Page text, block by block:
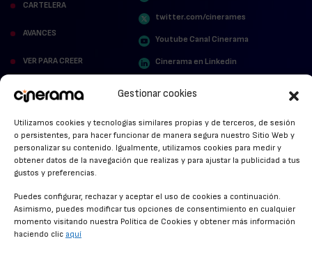
Gestionar cookies
Utilizamos cookies y tecnologías similares propias y de terceros, de sesión
o persistentes, para hacer funcionar de manera segura nuestro Sitio Web y
personalizar su contenido. Igualmente, utilizamos cookies para medir y
obtener datos de la navegación que realizas y para ajustar la publicidad a tus
gustos y preferencias.
Puedes configurar, rechazar y aceptar el uso de cookies a continuación.
Asimismo, puedes modificar tus opciones de consentimiento en cualquier
momento visitando nuestra Política de Cookies y obtener más información
haciendo clic aquí
CARTELERA
AVANCES
VER PARA CREER
MIRA QUIÉN HABLA
ALFOMBRA ROJA
ANUNCIOS DE CINE
twitter.com/cinerames
Youtube Canal Cinerama
Cinerama en Linkedin